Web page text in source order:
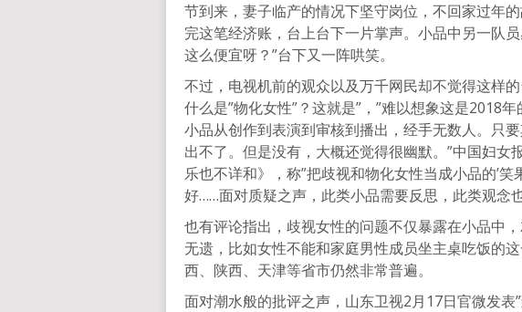
节到来，妻子临产的情况下坚守岗位，不回家过年
完这笔经济账，台上台下一片掌声。小品中另一队
这么便宜呀？”台下又一阵哄笑。
不过，电视机前的观众以及万千网民却不觉得这样
什么是”物化女性”？这就是”，”难以想象这是2018
小品从创作到表演到审核到播出，经手无数人。只
出不了。但是没有，大概还觉得很幽默。”中国妇女
乐也不详和》，称”把歧视和物化女性当成小品的’
好……面对质疑之声，此类小品需要反思，此类观念
也有评论指出，歧视女性的问题不仅暴露在小品中
无遗，比如女性不能和家庭男性成员坐主桌吃饭的
西、陕西、天津等省市仍然非常普遍。
面对潮水般的批评之声，山东卫视2月17日官微发表